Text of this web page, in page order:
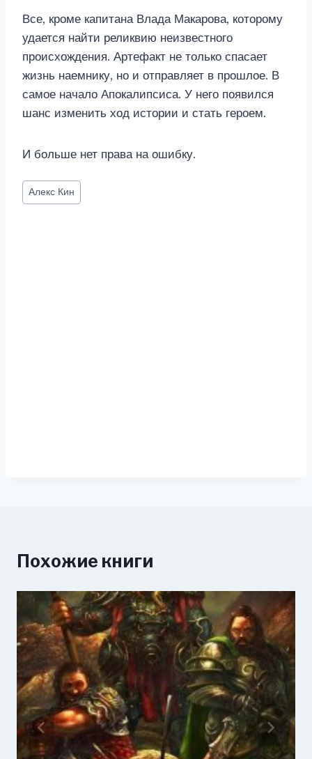
Все, кроме капитана Влада Макарова, которому
удается найти реликвию неизвестного
происхождения. Артефакт не только спасает
жизнь наемнику, но и отправляет в прошлое. В
самое начало Апокалипсиса. У него появился
шанс изменить ход истории и стать героем.
И больше нет права на ошибку.
Метки
записи:
Алекс Кин
Похожие книги